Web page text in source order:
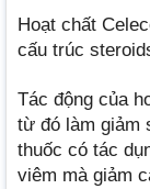
Hoạt chất
cấu trúc
Tác động của
từ đó làm giảm
thuốc có tác
viêm mà giảm